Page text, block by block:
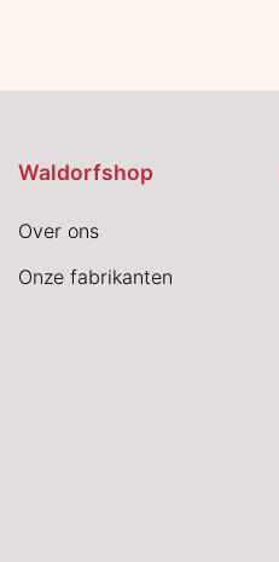
Waldorfshop
Over ons
Onze fabrikanten